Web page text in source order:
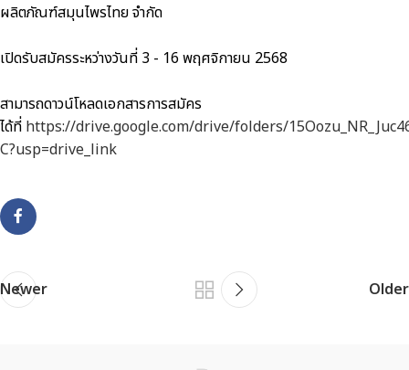
ผลิตภัณฑ์สมุนไพรไทย จำกัด
เปิดรับสมัครระหว่างวันที่ 3 - 16 พฤศจิกายน 2568
สามารถดาวน์โหลดเอกสารการสมัคร
ได้ที่ https://drive.google.com/drive/folders/
C?usp=drive_link
Newer Older